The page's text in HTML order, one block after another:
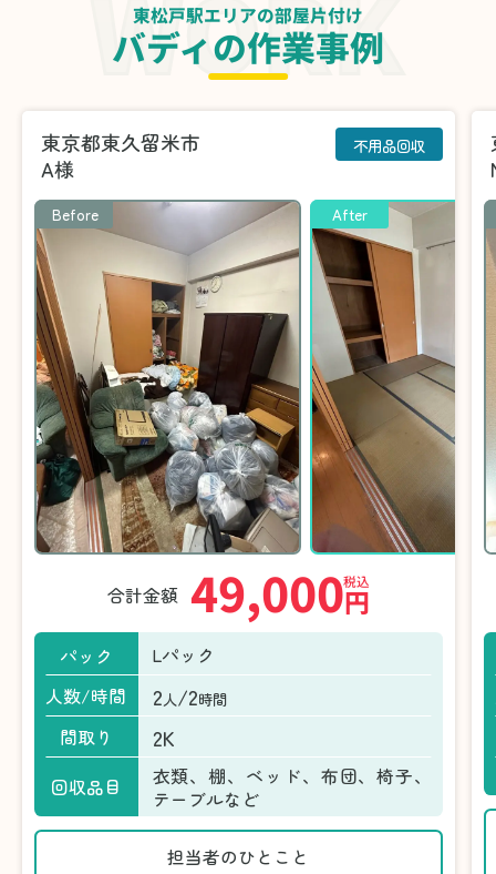
東松戸駅エリアの部屋片付け
バディの作業事例
東京都東久留米市
A様
不用品回収
Before After
合計金額 49,000円
税込
パック
Lパック
人数/時間
2人/2時間
間取り 2K
回収品目
衣類、棚、ベッド、布団、椅子、
テーブルなど
担当者のひとこと